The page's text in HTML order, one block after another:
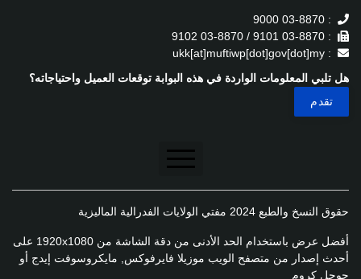
: 03-8870 9000
: 03-8870 9101 / 03-8870 9102
: ukk[at]muftiwp[dot]gov[dot]my
هل تلبي المعلومات الواردة في هذه البوابة توقعات العميل واحتياجاته؟
تنصل
سياسة الخصوصية
سياسة الخصوصية
حقوق النسخ والطبع 2024 مفتي الولايات الفدرالية الماليزية
أفضل عرض باستخدام الحد الأدنى من دقة الشاشة من 1920x1080 على
أحدث إصدار من متصفح الويب موزيلا فايرفوكس, مايكروسوفت إيدج أو
جوجل كروم